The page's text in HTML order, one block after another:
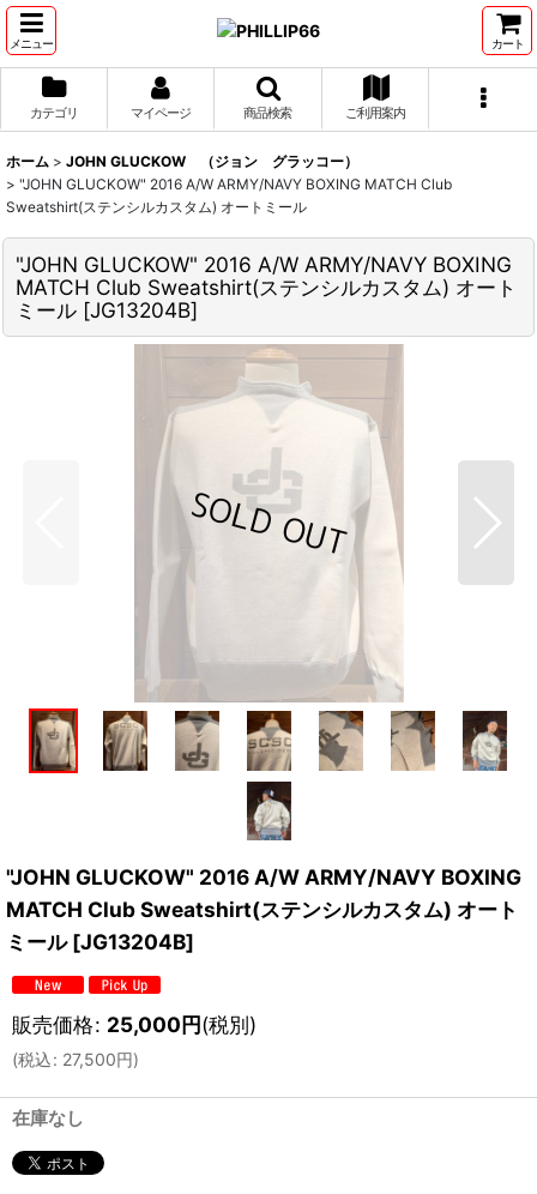
メニュー カート
カテゴリ マイページ 商品検索 ご利用案内
ホーム > JOHN GLUCKOW （ジョン グラッコー）
> "JOHN GLUCKOW" 2016 A/W ARMY/NAVY BOXING MATCH Club
Sweatshirt(ステンシルカスタム) オートミール
"JOHN GLUCKOW" 2016 A/W ARMY/NAVY BOXING
MATCH Club Sweatshirt(ステンシルカスタム) オート
ミール [JG13204B]
"JOHN GLUCKOW" 2016 A/W ARMY/NAVY BOXING
MATCH Club Sweatshirt(ステンシルカスタム) オート
ミール [JG13204B]
販売価格: 25,000円(税別)
(税込: 27,500円)
在庫なし